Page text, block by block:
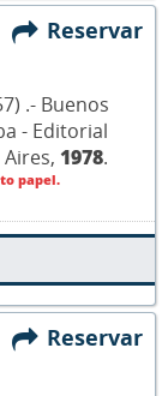
Reservar
.- Buenos
- Editorial
1978.
papel.
Reservar